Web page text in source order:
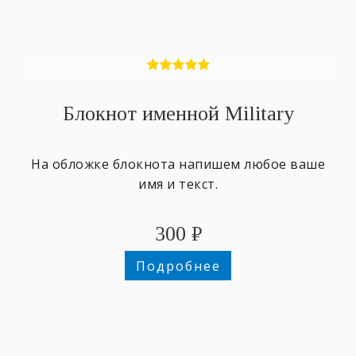
Блокнот именной Military
На обложке блокнота напишем любое ваше
имя и текст.
300 ₽
Подробнее